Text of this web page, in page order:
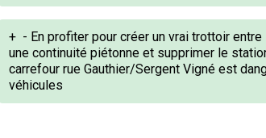
+ - En profiter pour créer un vrai trottoir
une continuité piétonne et supprimer le
carrefour rue Gauthier/Sergent Vigné est
véhicules